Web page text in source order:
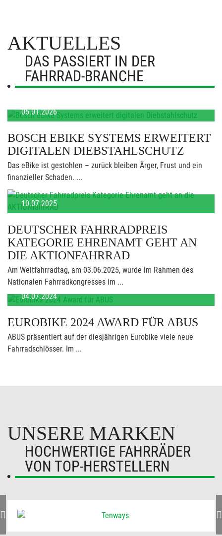
AKTUELLES
DAS PASSIERT IN DER
FAHRRAD-BRANCHE
05.01.2026
BOSCH EBIKE SYSTEMS ERWEITERT
DIGITALEN DIEBSTAHLSCHUTZ
Das eBike ist gestohlen – zurück bleiben Ärger, Frust und ein
finanzieller Schaden. ...
10.07.2025
DEUTSCHER FAHRRADPREIS
KATEGORIE EHRENAMT GEHT AN
DIE AKTIONFAHRRAD
Am Weltfahrradtag, am 03.06.2025, wurde im Rahmen des
Nationalen Fahrradkongresses im ...
04.07.2024
EUROBIKE 2024 AWARD FÜR ABUS
ABUS präsentiert auf der diesjährigen Eurobike viele neue
Fahrradschlösser. Im ...
UNSERE MARKEN
HOCHWERTIGE FAHRRÄDER
VON TOP-HERSTELLERN